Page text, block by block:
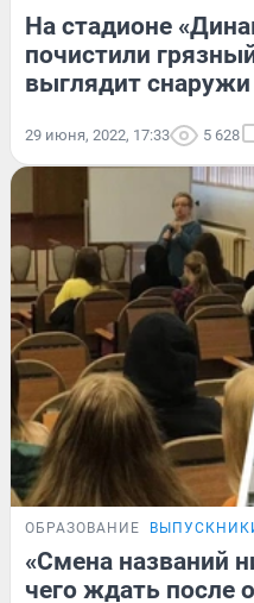
На стадионе
почистили
выглядит снаружи
29 июня, 2022, 17:33 5 628
ОБРАЗОВАНИЕ
«Смена названий
чего ждать после